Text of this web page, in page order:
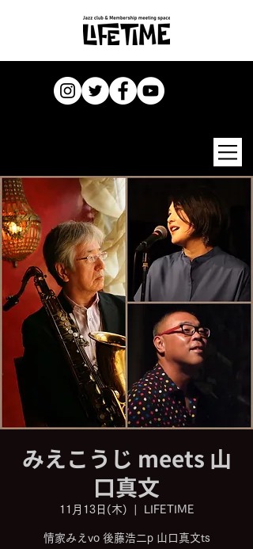
みえこうじ meets 山
口真文
11月13日(木) LIFETIME
情家みえvo 後藤浩二p 山口真文ts